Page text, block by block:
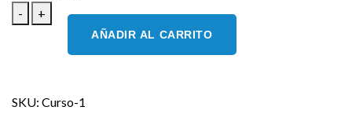
-
+
AÑADIR AL CARRITO
SKU: Curso-1